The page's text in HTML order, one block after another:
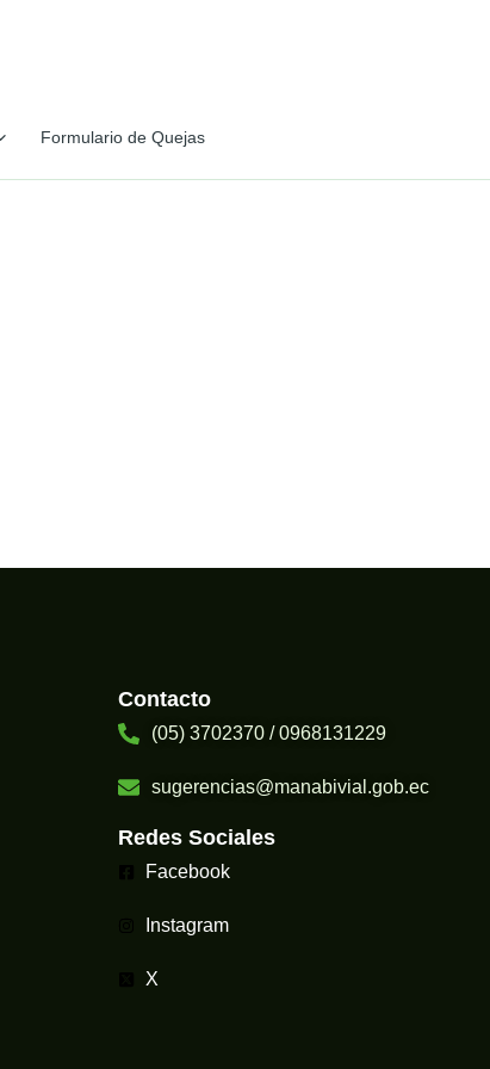
Formulario de Quejas
Contacto
(05) 3702370 / 0968131229
sugerencias@manabivial.gob.ec​
Redes Sociales
Facebook
Instagram
X